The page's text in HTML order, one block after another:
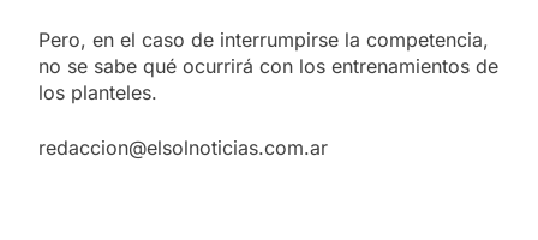
Pero, en el caso de interrumpirse la competencia,
no se sabe qué ocurrirá con los entrenamientos de
los planteles.
redaccion@elsolnoticias.com.ar